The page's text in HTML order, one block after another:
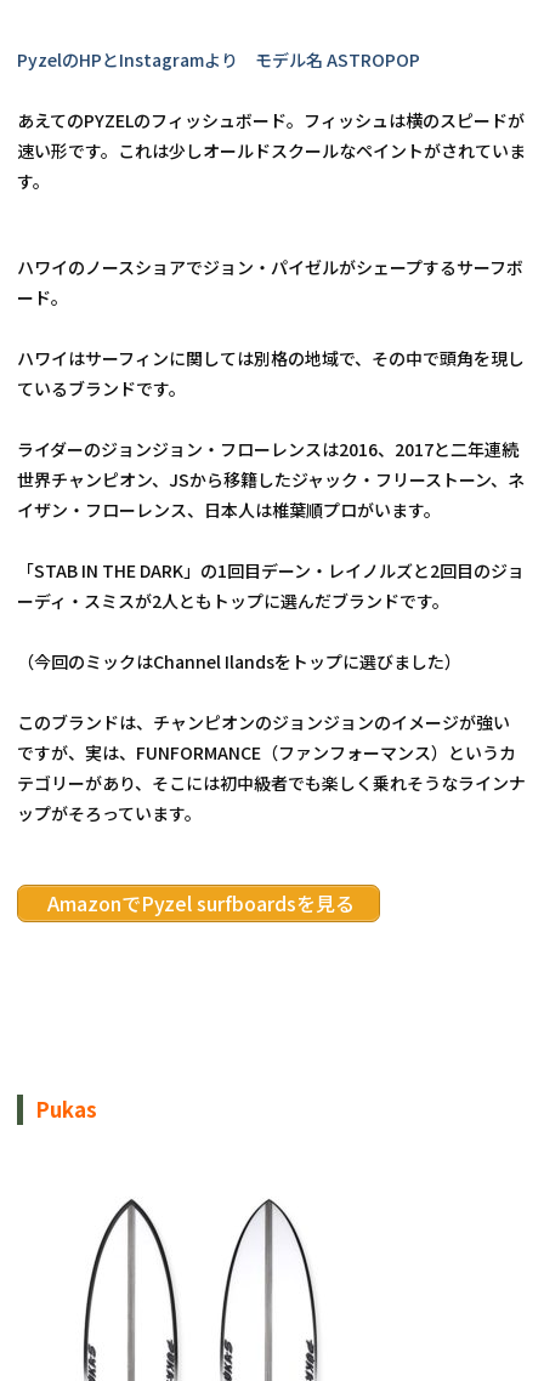
PyzelのHPとInstagramより　モデル名 ASTROPOP
あえてのPYZELのフィッシュボード。フィッシュは横のスピードが
速い形です。これは少しオールドスクールなペイントがされていま
す。
ハワイのノースショアでジョン・パイゼルがシェープするサーフボ
ード。
ハワイはサーフィンに関しては別格の地域で、その中で頭角を現し
ているブランドです。
ライダーのジョンジョン・フローレンスは2016、2017と二年連続
世界チャンピオン、JSから移籍したジャック・フリーストーン、ネ
イザン・フローレンス、日本人は椎葉順プロがいます。
「STAB IN THE DARK」の1回目デーン・レイノルズと2回目のジョ
ーディ・スミスが2人ともトップに選んだブランドです。
（今回のミックはChannel Ilandsをトップに選びました）
このブランドは、チャンピオンのジョンジョンのイメージが強い
ですが、実は、FUNFORMANCE（ファンフォーマンス）というカ
テゴリーがあり、そこには初中級者でも楽しく乗れそうなラインナ
ップがそろっています。
AmazonでPyzel surfboardsを見る
Pukas